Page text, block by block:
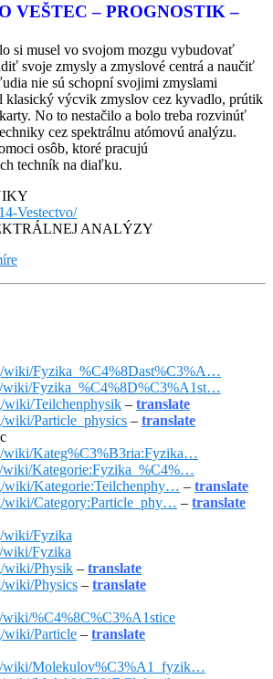
VEŠTEC – PROGNOSTIK –
si musel vo svojom mozgu vybudovať
svoje zmysly a zmyslové centrá a naučiť
nie sú schopní svojimi zmyslami
výcvik zmyslov cez kyvadlo, prútik
No to nestačilo a bolo treba rozvinúť
cez spektrálnu atómovú analýzu.
osôb, ktoré pracujú
techník na diaľku.
Vestectvo/
ANALÝZY
wiki/Fyzika_%C4%8Dast%C3%A…
wiki/Fyzika_%C4%8D%C3%A1st…
wiki/Teilchenphysik – translate
Particle_physics – translate
wiki/Kateg%C3%B3ria:Fyzika…
wiki/Kategorie:Fyzika_%C4%…
wiki/Kategorie:Teilchenphy… – translate
wiki/Category:Particle_phy… – translate
wiki/Fyzika
wiki/Fyzika
wiki/Physik – translate
wiki/Physics – translate
%C4%8C%C3%A1stice
wiki/Particle – translate
wiki/Molekulov%C3%A1_fyzik…